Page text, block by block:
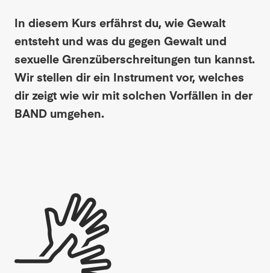
In diesem Kurs erfährst du, wie Gewalt
entsteht und was du gegen Gewalt und
sexuelle Grenzüberschreitungen tun kannst.
Wir stellen dir ein Instrument vor, welches
dir zeigt wie wir mit solchen Vorfällen in der
BAND umgehen.